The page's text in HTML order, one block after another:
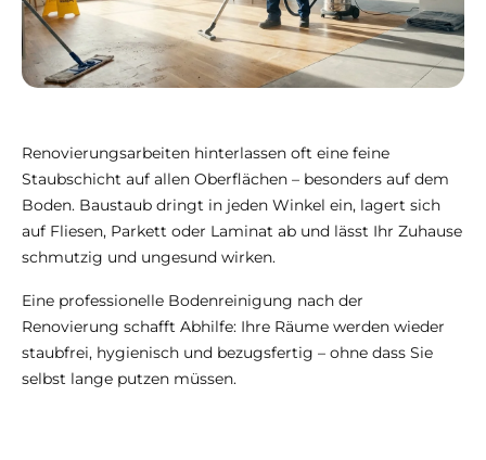
Renovierungsarbeiten hinterlassen oft eine feine
Staubschicht auf allen Oberflächen – besonders auf dem
Boden. Baustaub dringt in jeden Winkel ein, lagert sich
auf Fliesen, Parkett oder Laminat ab und lässt Ihr Zuhause
schmutzig und ungesund wirken.
Eine professionelle Bodenreinigung nach der
Renovierung schafft Abhilfe: Ihre Räume werden wieder
staubfrei, hygienisch und bezugsfertig – ohne dass Sie
selbst lange putzen müssen.